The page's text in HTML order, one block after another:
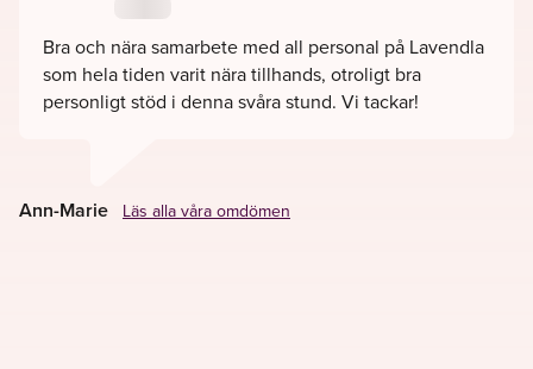
Bra och nära samarbete med all personal på Lavendla
som hela tiden varit nära tillhands, otroligt bra
personligt stöd i denna svåra stund. Vi tackar!
Ann-Marie Läs alla våra omdömen